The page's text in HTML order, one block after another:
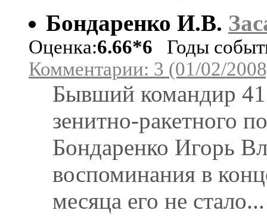
Бондаренко И.В.
Оценка:6.66*6 Годы
Комментарии: 3 (01/02/
Бывший командир 41
зенитно-ракетного
Бондаренко Игорь
воспоминания в
месяца его не стало...